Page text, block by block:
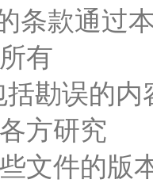
条款通过
有
勘误的
方研究
文件的版